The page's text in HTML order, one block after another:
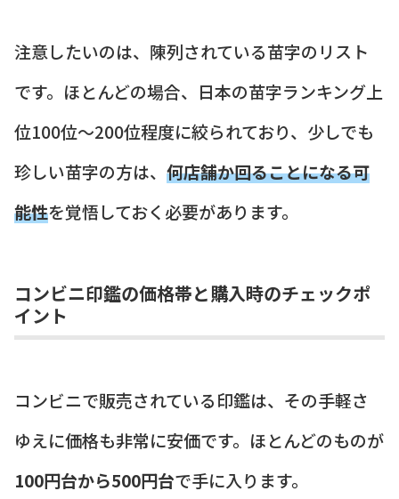
注意したいのは、陳列されている苗字のリスト
です。ほとんどの場合、日本の苗字ランキング上
位100位～200位程度に絞られており、少しでも
珍しい苗字の方は、 何店舗か回ることになる可
能性を覚悟しておく必要があります。
コンビニ印鑑の価格帯と購入時のチェックポ
イント
コンビニで販売されている印鑑は、その手軽さ
ゆえに価格も非常に安価です。ほとんどのものが
100円台から500円台で手に入ります。